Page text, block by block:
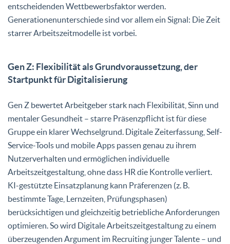
entscheidenden Wettbewerbsfaktor werden.
Generationenunterschiede sind vor allem ein Signal: Die Zeit
starrer Arbeitszeitmodelle ist vorbei.
Gen Z: Flexibilität als Grundvoraussetzung, der
Startpunkt für Digitalisierung
Gen Z bewertet Arbeitgeber stark nach Flexibilität, Sinn und
mentaler Gesundheit – starre Präsenzpflicht ist für diese
Gruppe ein klarer Wechselgrund. Digitale Zeiterfassung, Self-
Service-Tools und mobile Apps passen genau zu ihrem
Nutzerverhalten und ermöglichen individuelle
Arbeitszeitgestaltung, ohne dass HR die Kontrolle verliert.
KI-gestützte Einsatzplanung kann Präferenzen (z. B.
bestimmte Tage, Lernzeiten, Prüfungsphasen)
berücksichtigen und gleichzeitig betriebliche Anforderungen
optimieren. So wird Digitale Arbeitszeitgestaltung zu einem
überzeugenden Argument im Recruiting junger Talente – und